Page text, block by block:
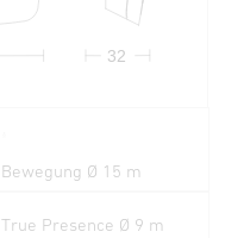
32
Bewegung Ø 15 m
True Presence Ø 9 m